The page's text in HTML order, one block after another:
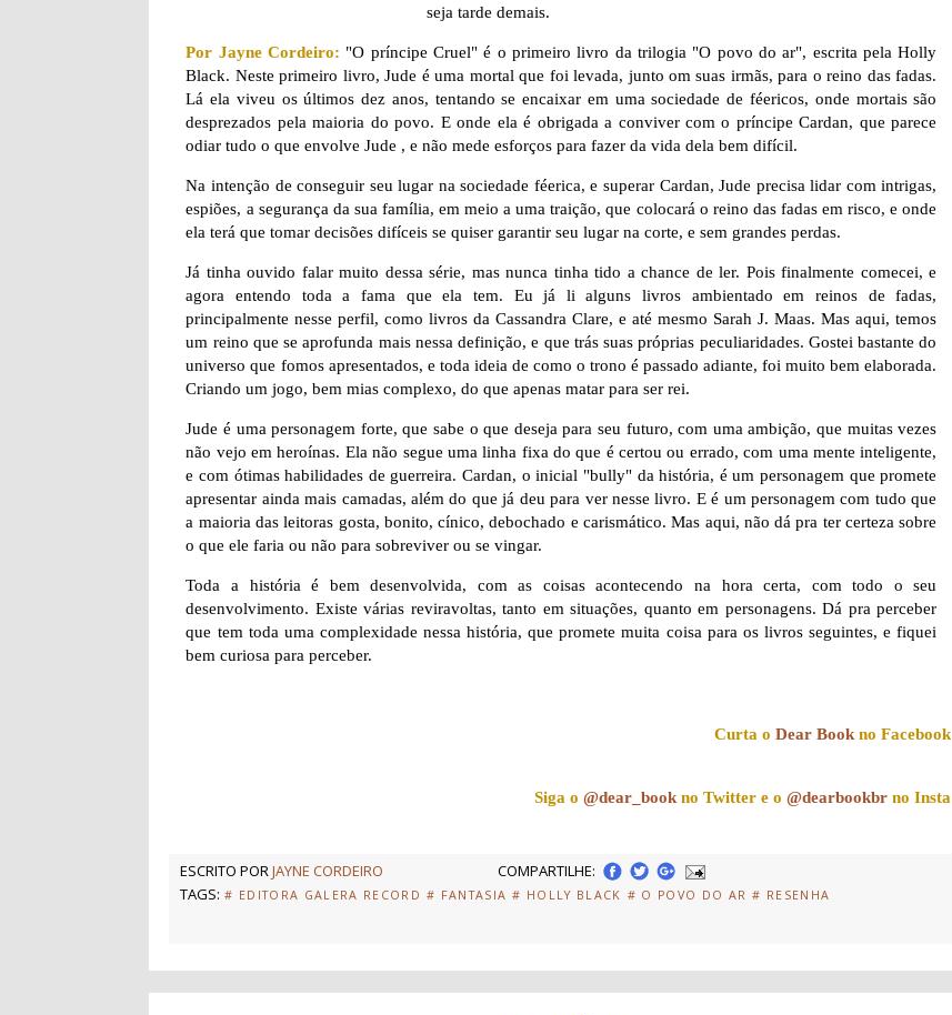
seja tarde demais.
Por Jayne Cordeiro: "O príncipe Cruel" é o primeiro livro da trilogia "O povo do ar", escrita pela Holly
Black. Neste primeiro livro, Jude é uma mortal que foi levada, junto om suas irmãs, para o reino das fadas.
Lá ela viveu os últimos dez anos, tentando se encaixar em uma sociedade de féericos, onde mortais são
desprezados pela maioria do povo. E onde ela é obrigada a conviver com o príncipe Cardan, que parece
odiar tudo o que envolve Jude , e não mede esforços para fazer da vida dela bem difícil.
Na intenção de conseguir seu lugar na sociedade féerica, e superar Cardan, Jude precisa lidar com intrigas,
espiões, a segurança da sua família, em meio a uma traição, que colocará o reino das fadas em risco, e onde
ela terá que tomar decisões difíceis se quiser garantir seu lugar na corte, e sem grandes perdas.
Já tinha ouvido falar muito dessa série, mas nunca tinha tido a chance de ler. Pois finalmente comecei, e
agora entendo toda a fama que ela tem. Eu já li alguns livros ambientado em reinos de fadas,
principalmente nesse perfil, como livros da Cassandra Clare, e até mesmo Sarah J. Maas. Mas aqui, temos
um reino que se aprofunda mais nessa definição, e que trás suas próprias peculiaridades. Gostei bastante do
universo que fomos apresentados, e toda ideia de como o trono é passado adiante, foi muito bem elaborada.
Criando um jogo, bem mias complexo, do que apenas matar para ser rei.
Jude é uma personagem forte, que sabe o que deseja para seu futuro, com uma ambição, que muitas vezes
não vejo em heroínas. Ela não segue uma linha fixa do que é certou ou errado, com uma mente inteligente,
e com ótimas habilidades de guerreira. Cardan, o inicial "bully" da história, é um personagem que promete
apresentar ainda mais camadas, além do que já deu para ver nesse livro. E é um personagem com tudo que
a maioria das leitoras gosta, bonito, cínico, debochado e carismático. Mas aqui, não dá pra ter certeza sobre
o que ele faria ou não para sobreviver ou se vingar.
Toda a história é bem desenvolvida, com as coisas acontecendo na hora certa, com todo o seu
desenvolvimento. Existe várias reviravoltas, tanto em situações, quanto em personagens. Dá pra perceber
que tem toda uma complexidade nessa história, que promete muita coisa para os livros seguintes, e fiquei
bem curiosa para perceber.
Curta oDear Book no Facebook
Siga o@dear_book no Twitter e o@dearbookbr no Insta
ESCRITO PORJAYNE CORDEIRO
COMPARTILHE:
TAGS: # EDITORA GALERA RECORD # FANTASIA # HOLLY BLACK # O POVO DO AR # RESENHA